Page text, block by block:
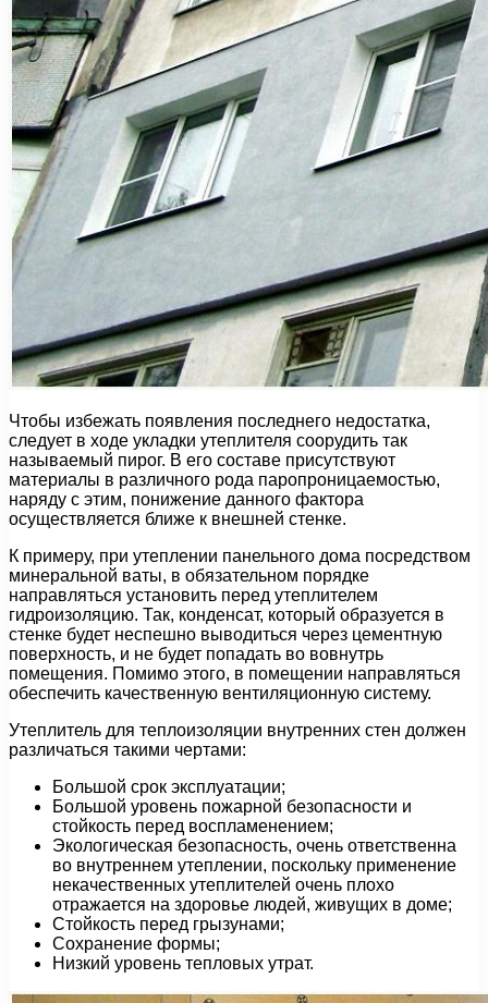
Чтобы избежать появления последнего недостатка,
следует в ходе укладки утеплителя соорудить так
называемый пирог. В его составе присутствуют
материалы в различного рода паропроницаемостью,
наряду с этим, понижение данного фактора
осуществляется ближе к внешней стенке.
К примеру, при утеплении панельного дома посредством
минеральной ваты, в обязательном порядке
направляться установить перед утеплителем
гидроизоляцию. Так, конденсат, который образуется в
стенке будет неспешно выводиться через цементную
поверхность, и не будет попадать во вовнутрь
помещения. Помимо этого, в помещении направляться
обеспечить качественную вентиляционную систему.
Утеплитель для теплоизоляции внутренних стен должен
различаться такими чертами:
Большой срок эксплуатации;
Большой уровень пожарной безопасности и
стойкость перед воспламенением;
Экологическая безопасность, очень ответственна
во внутреннем утеплении, поскольку применение
некачественных утеплителей очень плохо
отражается на здоровье людей, живущих в доме;
Стойкость перед грызунами;
Сохранение формы;
Низкий уровень тепловых утрат.